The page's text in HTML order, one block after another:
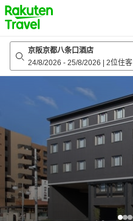
to
top
page
京阪京都八条口酒店
24/8/2026 - 25/8/2026 2位住客